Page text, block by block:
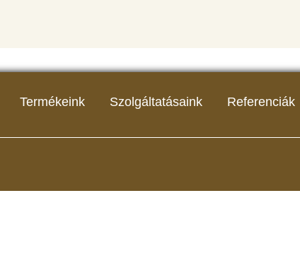
Termékeink Szolgáltatásaink Referenciák